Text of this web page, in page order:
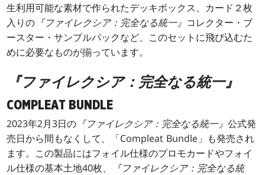
生利用可能な素材で作られたデッキボックス、カード２枚
入りの 『ファイレクシア：完全なる統一』 コレクター・ブ
ースター・サンプルパックなど、このセットに飛び込むた
めに必要なものが揃っています。
『ファイレクシア：完全なる統一』
COMPLEAT BUNDLE
2023年2月3日の 『ファイレクシア：完全なる統一』公式発
売日から間もなくして、「Compleat Bundle」も発売され
ます。この製品にはフォイル仕様のプロモカードやフォイ
ル仕様の基本土地40枚、
『ファイレクシア：完全なる統